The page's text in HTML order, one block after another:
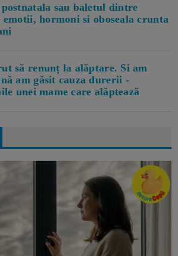
sau baletul dintre
emotii, hormoni si oboseala crunta
să renunț la alăptare. Si am
am găsit cauza durerii -
unei mame care alăptează